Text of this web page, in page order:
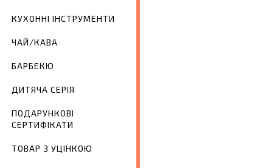
КУХОННІ ІНСТРУМЕНТИ
ЧАЙ/КАВА
БАРБЕКЮ
ДИТЯЧА СЕРІЯ
ПОДАРУНКОВІ
СЕРТИФІКАТИ
ТОВАР З УЦІНКОЮ